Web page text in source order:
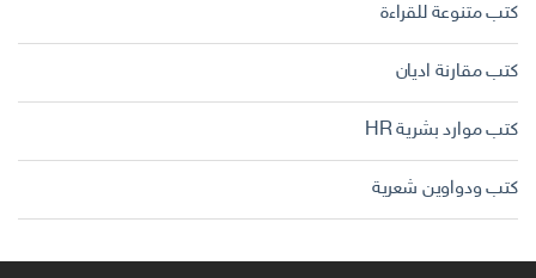
كتب متنوعة للقراءة
كتب مقارنة اديان
كتب موارد بشرية HR
كتب ودواوين شعرية